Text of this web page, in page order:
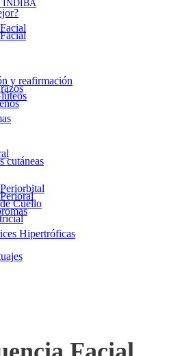
INDIBA
y reafirmación
cutáneas
Cuello
Hipertróficas